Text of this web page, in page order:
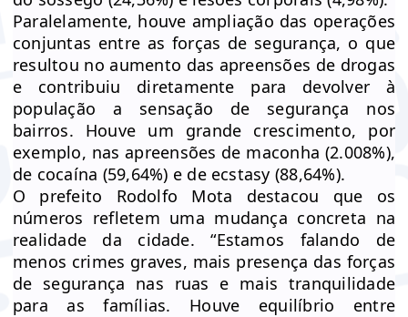
Paralelamente, houve ampliação das operações
conjuntas entre as forças de segurança, o que
resultou no aumento das apreensões de drogas
e contribuiu diretamente para devolver à
população a sensação de segurança nos
bairros. Houve um grande crescimento, por
exemplo, nas apreensões de maconha (2.008%),
de cocaína (59,64%) e de ecstasy (88,64%).
O prefeito Rodolfo Mota destacou que os
números refletem uma mudança concreta na
realidade da cidade. “Estamos falando de
menos crimes graves, mais presença das forças
de segurança nas ruas e mais tranquilidade
para as famílias. Houve equilíbrio entre